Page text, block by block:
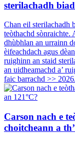
sterilachadh
Chan eil sterilachadh
teòthachd sònraichte.
dhùbhlan an urrainn
èifeachdach agus
ruighinn an staid
an uidheamachd a’
faic barrachd >>
Carson nach e
choitcheann a